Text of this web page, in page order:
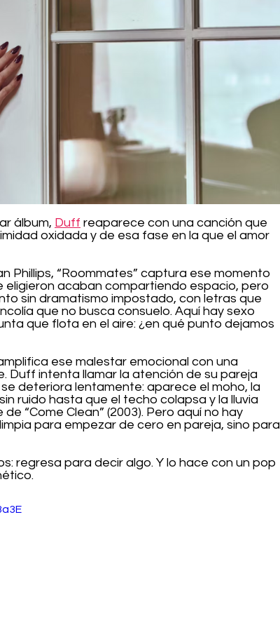
álbum, Duff reaparece con una canción que
oxidada y de esa fase en la que el amor
Phillips, “Roommates” captura ese momento
eligieron acaban compartiendo espacio, pero
sin dramatismo impostado, con letras que
que no busca consuelo. Aquí hay sexo
que flota en el aire: ¿en qué punto dejamos
ese malestar emocional con una
Duff intenta llamar la atención de su pareja
deteriora lentamente: aparece el moho, la
ruido hasta que el techo colapsa y la lluvia
“Come Clean” (2003). Pero aquí no hay
para empezar de cero en pareja, sino para
regresa para decir algo. Y lo hace con un pop